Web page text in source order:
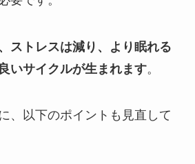
ストレスは減り、より眠れる
いサイクルが生まれます。
、以下のポイントも見直して